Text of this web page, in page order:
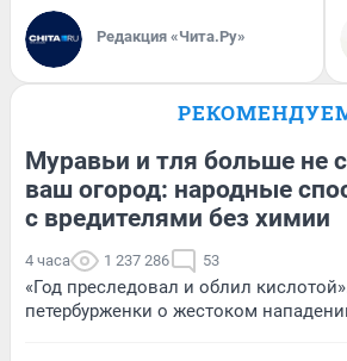
Редакция «Чита.Ру»
Муравьи и тля больше не
ваш огород: народные
с вредителями без химии
4 часа 1 237 286 53
«Год преследовал и облил
петербурженки о жестоком